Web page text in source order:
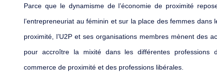
Parce que le dynamisme de l’économie de proximité
l’entrepreneuriat au féminin et sur la place des femmes dans
proximité, l’U2Pet ses organisations membres mènent des
pouraccroître la mixité dans les différentes professions
commercede proximité et des professions libérales